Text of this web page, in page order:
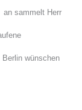
an sammelt Herr
wünschen